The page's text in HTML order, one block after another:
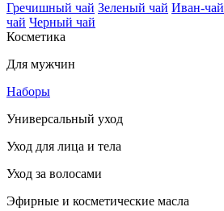
Гречишный чай Зеленый чай Иван-чай
чай Черный чай
Косметика
Для мужчин
Наборы
Универсальный уход
Уход для лица и тела
Уход за волосами
Эфирные и косметические масла